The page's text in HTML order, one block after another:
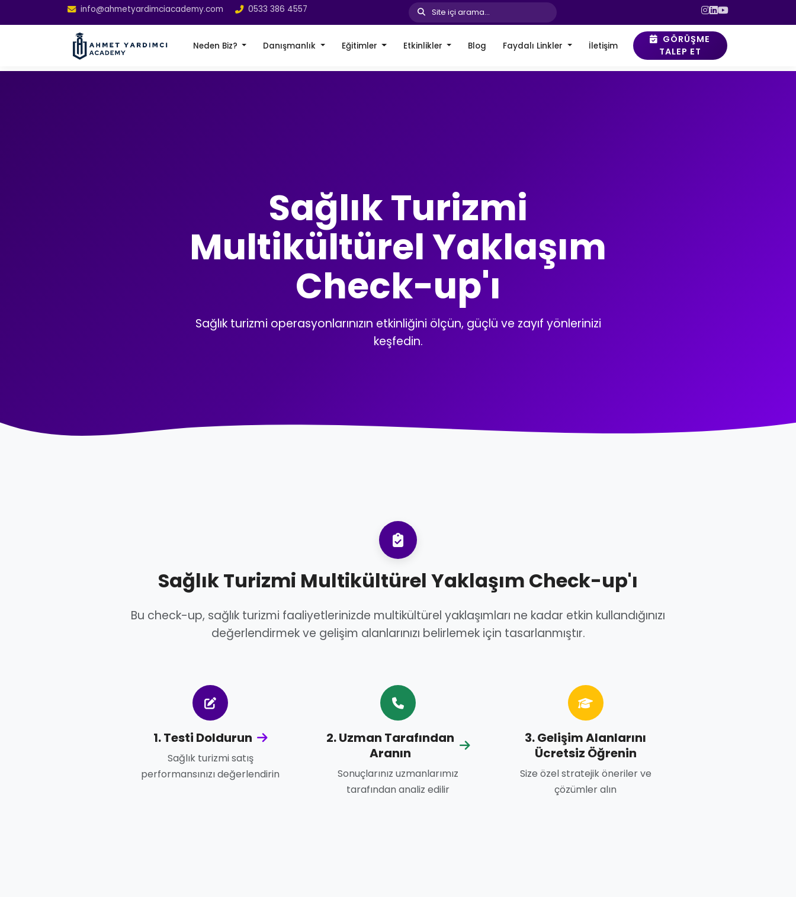
info@ahmetyardimciacademy.com 0533 386 4557 Site içi arama...
Neden Biz? Danışmanlık Eğitimler Etkinlikler Blog Faydalı Linkler İletişim
GÖRÜŞME
TALEP ET
Sağlık Turizmi
Multikültürel Yaklaşım
Check-up'ı
Sağlık turizmi operasyonlarınızın etkinliğini ölçün, güçlü ve zayıf yönlerinizi
keşfedin.
Sağlık Turizmi Multikültürel Yaklaşım Check-up'ı
Bu check-up, sağlık turizmi faaliyetlerinizde multikültürel yaklaşımları ne kadar etkin kullandığınızı
değerlendirmek ve gelişim alanlarınızı belirlemek için tasarlanmıştır.
1. Testi Doldurun
Sağlık turizmi satış
performansınızı değerlendirin
2. Uzman Tarafından
Aranın
Sonuçlarınız uzmanlarımız
tarafından analiz edilir
3. Gelişim Alanlarını
Ücretsiz Öğrenin
Size özel stratejik öneriler ve
çözümler alın